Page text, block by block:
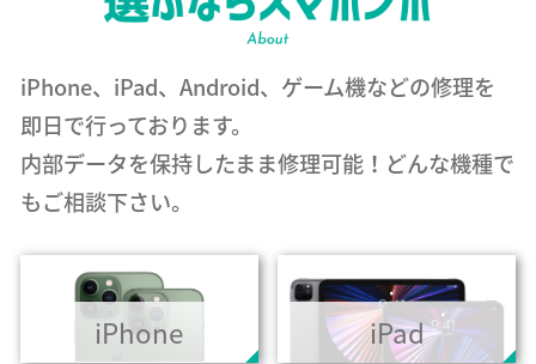
iPhone、iPad、Android、ゲーム機などの修理を
即日で行っております。
内部データを保持したまま修理可能！どんな機種で
もご相談下さい。
iPhone iPad